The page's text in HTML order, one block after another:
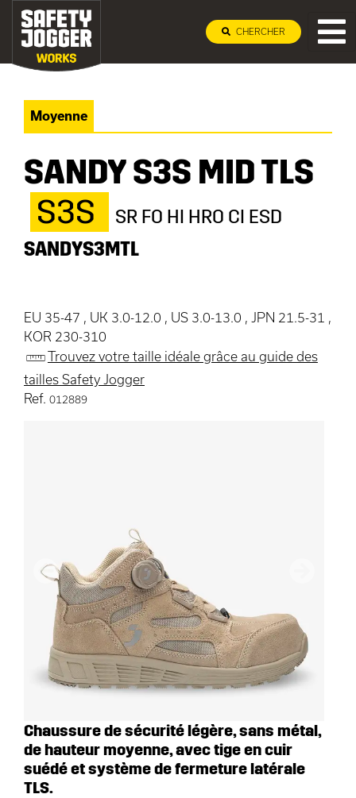
CHERCHER
Moyenne
SANDY S3S MID TLS
S3S
SR FO HI HRO CI ESD
SANDYS3MTL
EU 35-47 , UK 3.0-12.0 , US 3.0-13.0 , JPN 21.5-31 ,
KOR 230-310
Trouvez votre taille idéale grâce au guide des
tailles Safety Jogger
Ref. 012889
précédent
Chaussure de sécurité légère, sans métal,
de hauteur moyenne, avec tige en cuir
suédé et système de fermeture latérale
TLS.